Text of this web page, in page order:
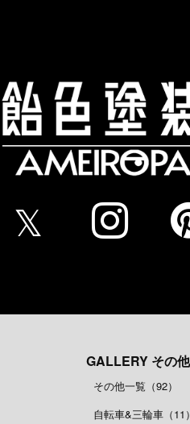
GALLERY その他
その他一覧（92）
自転車&三輪車（11）